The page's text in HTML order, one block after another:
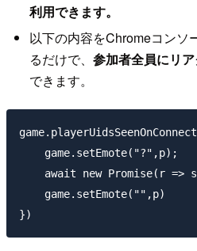
利用できます。
以下の内容をChromeコンソ
るだけで、 参加者全員にリ
できます。
    game.setEmote("?",p);
await new Promise(r =>
    game.setEmote("",p)